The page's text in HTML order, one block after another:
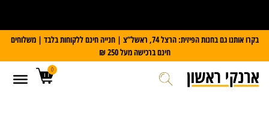
על כל מזוודת Slazenger קבלו משקל דיגיטלי במתנה
בקרו אותנו גם בחנות הפיזית: הרצל 74, ראשל”צ | חנייה חינם ללקוחות בלבד | משלוחים
חינם ברכישה מעל 250 ₪
0